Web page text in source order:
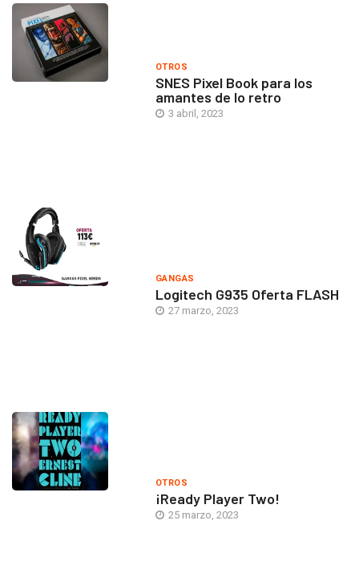
OTROS
SNES Pixel Book para los
amantes de lo retro
3 abril, 2023
GANGAS
Logitech G935 Oferta FLASH
27 marzo, 2023
OTROS
¡Ready Player Two!
25 marzo, 2023